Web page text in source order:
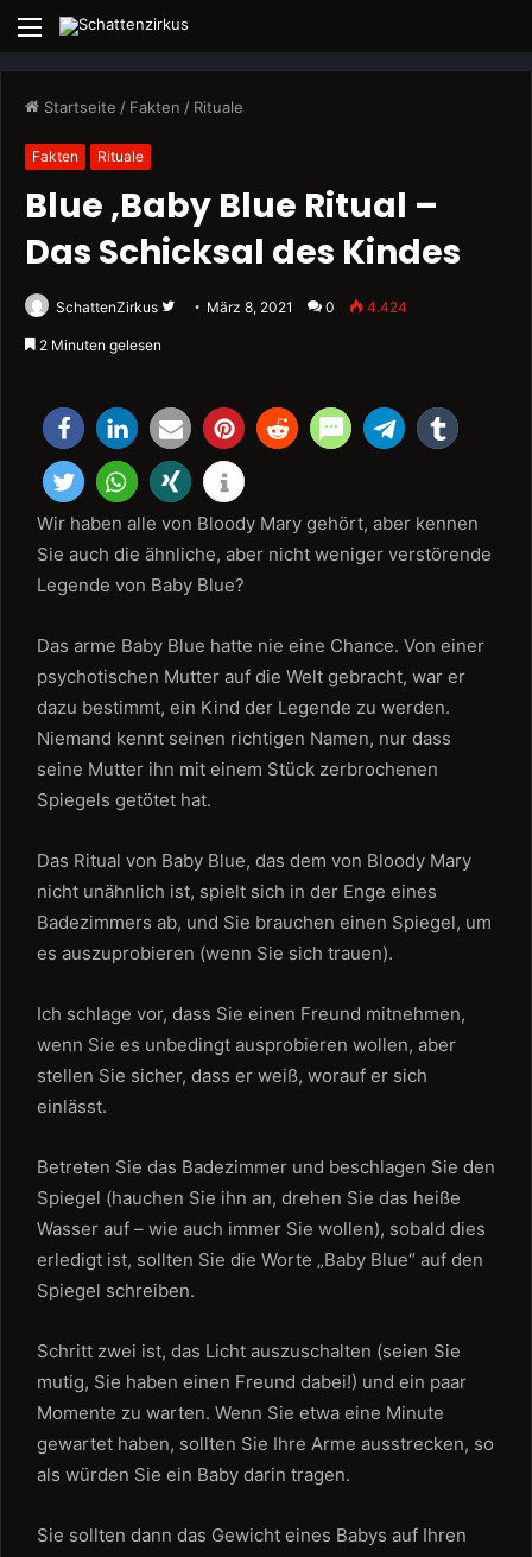
Menü
Startseite / Fakten / Rituale
Fakten Rituale
Blue ,Baby Blue Ritual –
Das Schicksal des Kindes
SchattenZirkus
FolgeMärz 8, 2021 0 4.424
2 Minuten gelesen
Wir haben alle von Bloody Mary gehört, aber kennen
Sie auch die ähnliche, aber nicht weniger verstörende
Legende von Baby Blue?
Das arme Baby Blue hatte nie eine Chance. Von einer
psychotischen Mutter auf die Welt gebracht, war er
dazu bestimmt, ein Kind der Legende zu werden.
Niemand kennt seinen richtigen Namen, nur dass
seine Mutter ihn mit einem Stück zerbrochenen
Spiegels getötet hat.
Das Ritual von Baby Blue, das dem von Bloody Mary
nicht unähnlich ist, spielt sich in der Enge eines
Badezimmers ab, und Sie brauchen einen Spiegel, um
es auszuprobieren (wenn Sie sich trauen).
Ich schlage vor, dass Sie einen Freund mitnehmen,
wenn Sie es unbedingt ausprobieren wollen, aber
stellen Sie sicher, dass er weiß, worauf er sich
einlässt.
Betreten Sie das Badezimmer und beschlagen Sie den
Spiegel (hauchen Sie ihn an, drehen Sie das heiße
Wasser auf – wie auch immer Sie wollen), sobald dies
erledigt ist, sollten Sie die Worte „Baby Blue“ auf den
Spiegel schreiben.
Schritt zwei ist, das Licht auszuschalten (seien Sie
mutig, Sie haben einen Freund dabei!) und ein paar
Momente zu warten. Wenn Sie etwa eine Minute
gewartet haben, sollten Sie Ihre Arme ausstrecken, so
als würden Sie ein Baby darin tragen.
Sie sollten dann das Gewicht eines Babys auf Ihren